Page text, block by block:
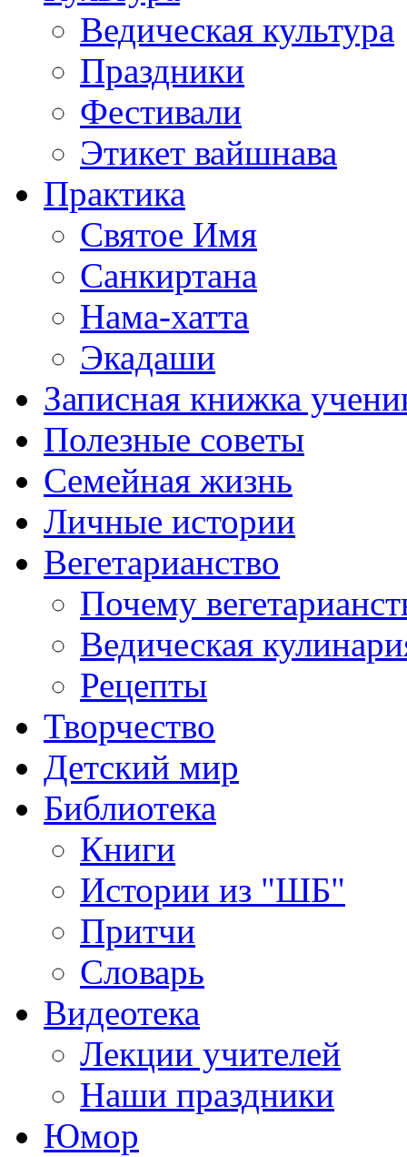
Ведическая культура
Праздники
Фестивали
Этикет вайшнава
Практика
Святое Имя
Санкиртана
Нама-хатта
Экадаши
Записная книжка
Полезные советы
Семейная жизнь
Личные истории
Вегетарианство
Почему
Ведическая
Рецепты
Творчество
Детский мир
Библиотека
Книги
Истории из "ШБ"
Притчи
Словарь
Видеотека
Лекции учителей
Наши праздники
Юмор